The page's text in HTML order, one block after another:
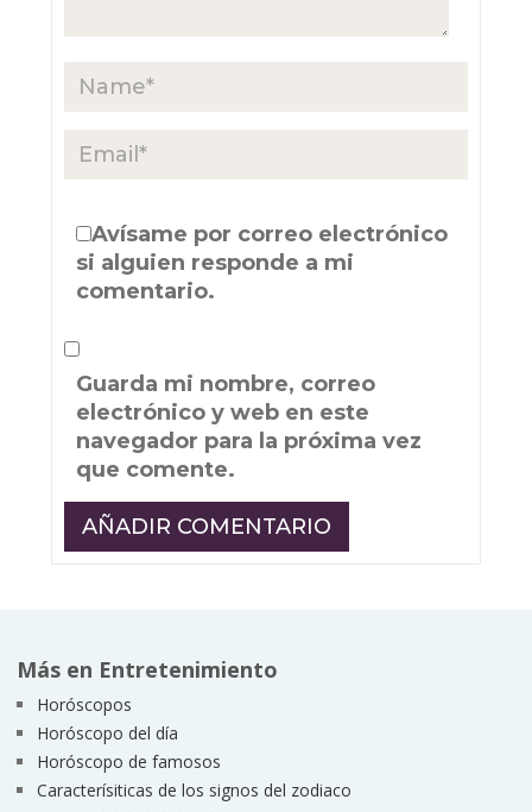
Avísame por correo electrónico
si alguien responde a mi
comentario.
Guarda mi nombre, correo
electrónico y web en este
navegador para la próxima vez
que comente.
Más en Entretenimiento
Horóscopos
Horóscopo del día
Horóscopo de famosos
Caracterísiticas de los signos del zodiaco